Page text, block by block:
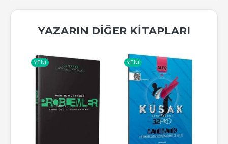
YAZARIN DIĞER KITAPLARI
YENI YENI